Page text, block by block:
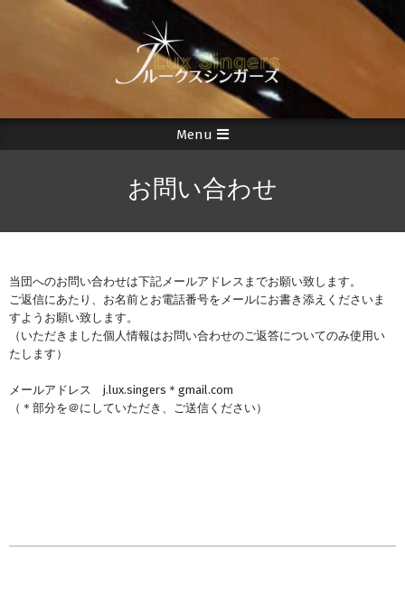
Secondary
Menu
Menu
お問い合わせ
当団へのお問い合わせは下記メールアドレスまでお願い致します。
ご返信にあたり、お名前とお電話番号をメールにお書き添えくださいま
すようお願い致します。
（いただきました個人情報はお問い合わせのご返答についてのみ使用い
たします）
メールアドレス j.lux.singers＊gmail.com
（＊部分を＠にしていただき、ご送信ください）